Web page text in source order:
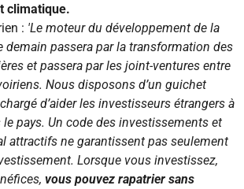
climatique.
: 'Le moteur du développement de la
demain passera par la transformation des
et passera par les joint-ventures entre
Nous disposons d’un guichet
d’aider les investisseurs étrangers à
le pays. Un code des investissements et
attractifs ne garantissent pas seulement
Lorsque vous investissez,
vous pouvez rapatrier sans